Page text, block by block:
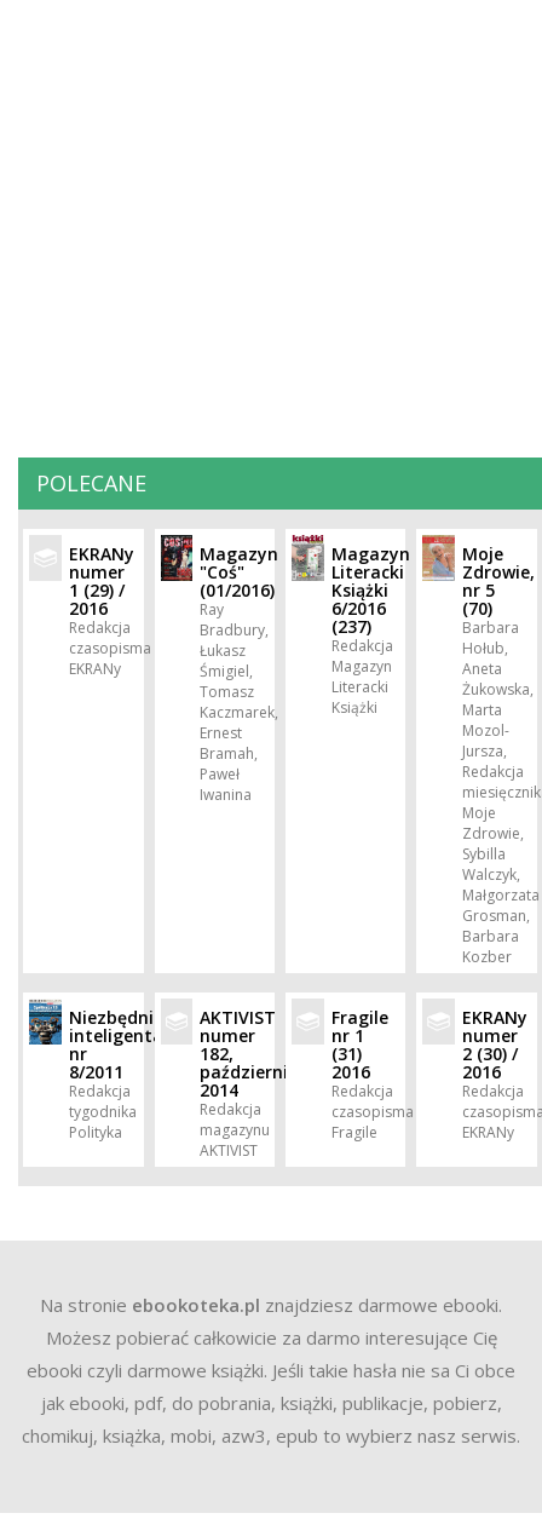
POLECANE
EKRANy
numer
1 (29) /
2016
Redakcja
czasopisma
EKRANy
Magazyn
"Coś"
(01/2016)
Ray
Bradbury,
Łukasz
Śmigiel,
Tomasz
Kaczmarek,
Ernest
Bramah,
Paweł
Iwanina
Magazyn
Literacki
Książki
6/2016
(237)
Redakcja
Magazyn
Literacki
Książki
Moje
Zdrowie,
nr 5
(70)
Barbara
Hołub,
Aneta
Żukowska,
Marta
Mozol-
Jursza,
Redakcja
Moje
Zdrowie,
Sybilla
Walczyk,
Małgorzata
Grosman,
Barbara
Kozber
Niezbędnik
inteligenta,
nr
8/2011
Redakcja
tygodnika
Polityka
AKTIVIST
numer
182,
październik
2014
Redakcja
magazynu
AKTIVIST
Fragile
nr 1
(31)
2016
Redakcja
czasopisma
Fragile
EKRANy
numer
2 (30) /
2016
Redakcja
EKRANy
Na stronie ebookoteka.pl znajdziesz darmowe ebooki.
Możesz pobierać całkowicie za darmo interesujące Cię
ebooki czyli darmowe książki. Jeśli takie hasła nie sa Ci obce
jak ebooki, pdf, do pobrania, książki, publikacje, pobierz,
chomikuj, książka, mobi, azw3, epub to wybierz nasz serwis.